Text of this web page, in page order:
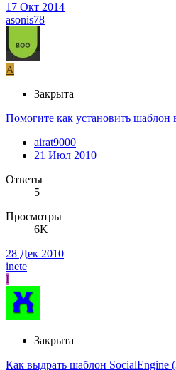
17 Окт 2014
asonis78
A
Закрыта
Помогите как установить шаблон
airat9000
21 Июл 2010
Ответы
5
Просмотры
6K
28 Дек 2010
inete
I
Закрыта
Как выдрать шаблон SocialEngine